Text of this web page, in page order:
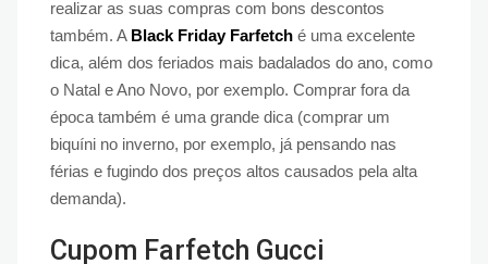
realizar as suas compras com bons descontos
também. A Black Friday Farfetch é uma excelente
dica, além dos feriados mais badalados do ano, como
o Natal e Ano Novo, por exemplo. Comprar fora da
época também é uma grande dica (comprar um
biquíni no inverno, por exemplo, já pensando nas
férias e fugindo dos preços altos causados pela alta
demanda).
Cupom Farfetch Gucci